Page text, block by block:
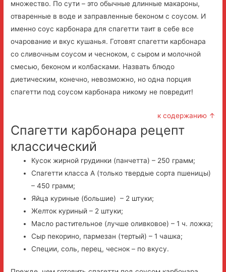
множество. По сути – это обычные длинные макароны,
отваренные в воде и заправленные беконом с соусом. И
именно соус карбонара для спагетти таит в себе все
очарование и вкус кушанья. Готовят спагетти карбонара
со сливочным соусом и чесноком, с сыром и молочной
смесью, беконом и колбасками. Назвать блюдо
диетическим, конечно, невозможно, но одна порция
спагетти под соусом карбонара никому не повредит!
к содержанию ↑
Спагетти карбонара рецепт
классический
Кусок жирной грудинки (панчетта) – 250 грамм;
Спагетти класса А (только твердые сорта пшеницы)
– 450 грамм;
Яйца куриные (большие) – 2 штуки;
Желток куриный – 2 штуки;
Масло растительное (лучше оливковое) – 1 ч. ложка;
Сыр пекорино, пармезан (тертый) – 1 чашка;
Специи, соль, перец, чеснок – по вкусу.